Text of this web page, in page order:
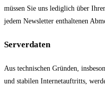
müssen Sie uns lediglich über
jedem Newsletter enthaltenen
Serverdaten
Aus technischen Gründen,
und stabilen Internetauftritts,